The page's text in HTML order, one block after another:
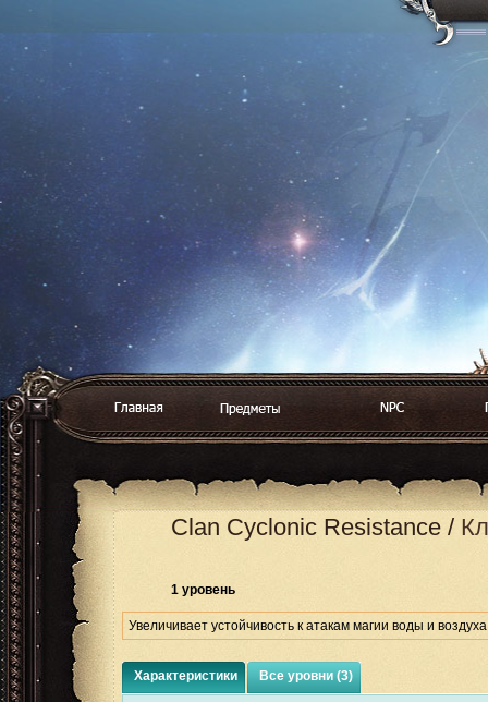
Clan Cyclonic Resistance /
1 уровень
Увеличивает устойчивость к атакам магии воды и
Характеристики Все уровни (3)